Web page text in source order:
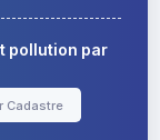
pollution par
Cadastre